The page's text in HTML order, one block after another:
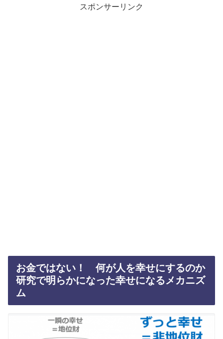
スポンサーリンク
お金ではない！ 何が人を幸せにするのか
研究で明らかになった幸せになるメカニズ
ム